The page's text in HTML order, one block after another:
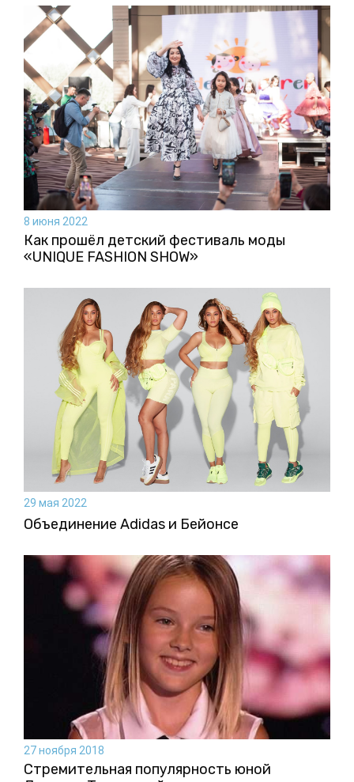
8 июня 2022
Как прошёл детский фестиваль моды
«UNIQUE FASHION SHOW»
29 мая 2022
Объединение Adidas и Бейонсе
27 ноября 2018
Стремительная популярность юной